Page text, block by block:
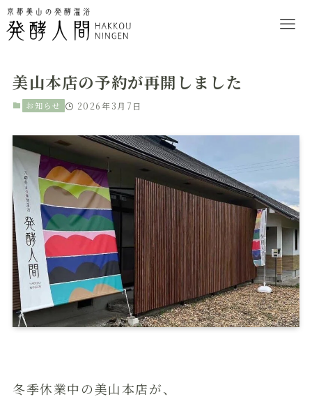
美山本店の予約が再開しました
お知らせ 2026年3月7日
冬季休業中の美山本店が、